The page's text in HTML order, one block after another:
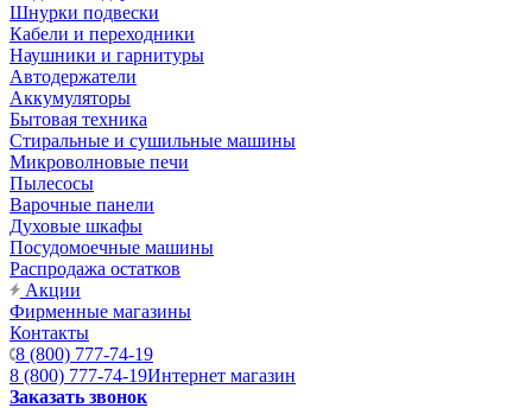
Шнурки подвески
Кабели и переходники
Наушники и гарнитуры
Автодержатели
Аккумуляторы
Бытовая техника
Стиральные и сушильные машины
Микроволновые печи
Пылесосы
Варочные панели
Духовые шкафы
Посудомоечные машины
Распродажа остатков
Акции
Фирменные магазины
Контакты
8 (800) 777-74-19
8 (800) 777-74-19Интернет магазин
Заказать звонок